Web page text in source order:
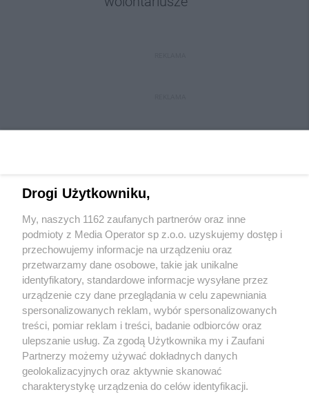
Wydawca mediówlokalnych
Nie zapomnij
zapoznać się z:
polityką prywatności regulamin korzystania z portali
Twojemiasto
Piekary Śląskie
Chorzów
Tarnowskie Góry
Skontakuj sięz nami
Kontakt
Wydawca
Redakcja
Drogi Użytkowniku,
My, naszych 1162 zaufanych partnerów oraz inne
podmioty z Media Operator sp z.o.o. uzyskujemy dostęp i
przechowujemy informacje na urządzeniu oraz
przetwarzamy dane osobowe, takie jak unikalne
identyfikatory, standardowe informacje wysyłane przez
urządzenie czy dane przeglądania w celu zapewniania
spersonalizowanych reklam, wybór spersonalizowanych
treści, pomiar reklam i treści, badanie odbiorców oraz
ulepszanie usług. Za zgodą Użytkownika my i Zaufani
Partnerzy możemy używać dokładnych danych
geolokalizacyjnych oraz aktywnie skanować
charakterystykę urządzenia do celów identyfikacji.